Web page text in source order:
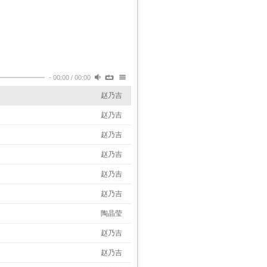
- 00:00 / 00:00
赵乃吉
赵乃吉
赵乃吉
赵乃吉
赵乃吉
赵乃吉
陶晶莹
赵乃吉
赵乃吉